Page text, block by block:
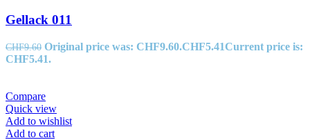
Gellack 011
CHF9.60 Original price was: CHF9.60.CHF5.41Current price is:
CHF5.41.
Compare
Quick view
Add to wishlist
Add to cart